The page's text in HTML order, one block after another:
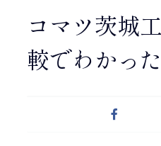
コマツ茨城
較でわかっ